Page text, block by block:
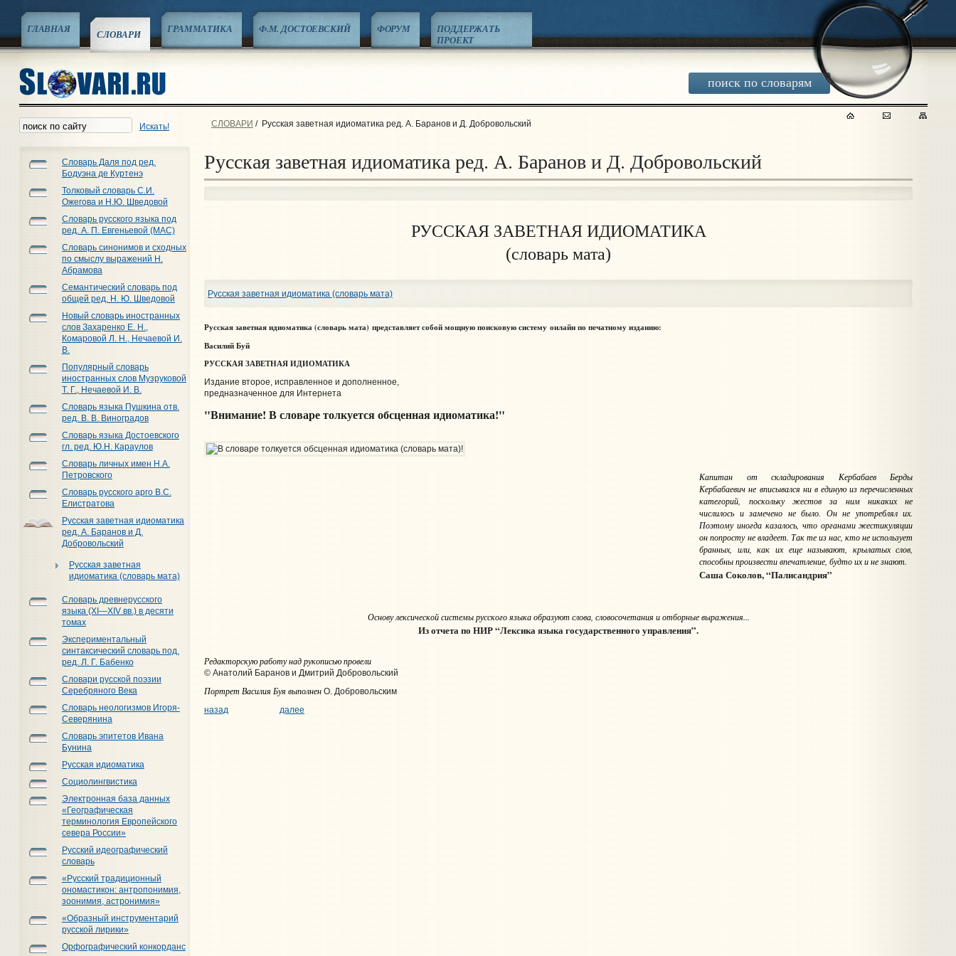
поиск по словарям
ГЛАВНАЯ СЛОВАРИ ГРАММАТИКА Ф.М. ДОСТОЕВСКИЙ ФОРУМ
ПОДДЕРЖАТЬ
ПРОЕКТ
Искать!
Словарь Даля под ред.
Бодуэна де Куртенэ
Толковый словарь С.И.
Ожегова и Н.Ю. Шведовой
Словарь русского языка под
ред. А. П. Евгеньевой (МАС)
Словарь синонимов и сходных
по смыслу выражений Н.
Абрамова
Семантический словарь под
общей ред. Н. Ю. Шведовой
Новый словарь иностранных
слов Захаренко Е. Н.,
Комаровой Л. Н., Нечаевой И.
В.
Популярный словарь
иностранных слов Музруковой
Т. Г., Нечаевой И. В.
Словарь языка Пушкина отв.
ред. В. В. Виноградов
Словарь языка Достоевского
гл. ред. Ю.Н. Караулов
Словарь личных имен Н.А.
Петровского
Словарь русского арго В.С.
Елистратова
Русская заветная идиоматика
ред. А. Баранов и Д.
Добровольский
Русская заветная
идиоматика (словарь мата)
Словарь древнерусского
языка (XI—XIV вв.) в десяти
томах
Экспериментальный
синтаксический словарь под.
ред. Л. Г. Бабенко
Словари русской поэзии
Серебряного Века
Словарь неологизмов Игоря-
Северянина
Словарь эпитетов Ивана
Бунина
Русская идиоматика
Социолингвистика
Электронная база данных
«Географическая
терминология Европейского
севера России»
Русский идеографический
словарь
«Русский традиционный
ономастикон: антропонимия,
зоонимия, астронимия»
«Образный инструментарий
русской лирики»
Орфографический конкорданс
СЛОВАРИ / Русская заветная идиоматика ред. А. Баранов и Д. Добровольский
Русская заветная идиоматика ред. А. Баранов и Д. Добровольский
РУССКАЯ ЗАВЕТНАЯ ИДИОМАТИКА
(словарь мата)
Русская заветная идиоматика (словарь мата)
Русская заветная идиоматика (словарь мата) представляет собой мощную поисковую систему онлайн по печатному изданию:
Василий Буй
РУССКАЯ ЗАВЕТНАЯ ИДИОМАТИКА
Издание второе, исправленное и дополненное,
предназначенное для Интернета
"Внимание! В словаре толкуется обсценная идиоматика!"
Капитан от складирования Кербабаев Берды
Кербабаевич не вписывался ни в единую из перечисленных
категорий, поскольку жестов за ним никаких не
числилось и замечено не было. Он не употреблял их.
Поэтому иногда казалось, что органами жестикуляции
он попросту не владеет. Так те из нас, кто не использует
бранных, или, как их еще называют, крылатых слов,
способны произвести впечатление, будто их и не знают.
Саша Соколов, “Палисандрия”
Основу лексической системы русского языка образуют слова, словосочетания и отборные выражения...
Из отчета по НИР “Лексика языка государственного управления”.
Редакторскую работу над рукописью провели
© Анатолий Баранов и Дмитрий Добровольский
Портрет Василия Буя выполненО. Добровольским
назад
далее